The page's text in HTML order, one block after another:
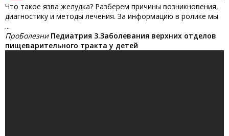
Что такое язва желудка? Разберем причины возникновения,
диагностику и методы лечения. За информацию в ролике мы
...
ПроБолезни Педиатрия 3.Заболевания верхних отделов
пищеварительного тракта у детей